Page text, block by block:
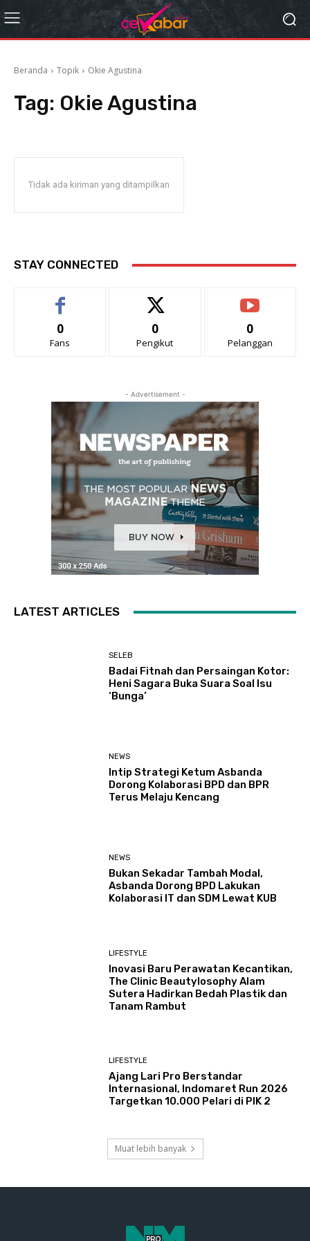
Beranda Topik Okie Agustina
Tag: Okie Agustina
Tidak ada kiriman yang ditampilkan
STAY CONNECTED
0
Fans
0
Pengikut
0
Pelanggan
- Advertisement -
LATEST ARTICLES
SELEB
Badai Fitnah dan Persaingan Kotor:
Heni Sagara Buka Suara Soal Isu
‘Bunga’
NEWS
Intip Strategi Ketum Asbanda
Dorong Kolaborasi BPD dan BPR
Terus Melaju Kencang
NEWS
Bukan Sekadar Tambah Modal,
Asbanda Dorong BPD Lakukan
Kolaborasi IT dan SDM Lewat KUB
LIFESTYLE
Inovasi Baru Perawatan Kecantikan,
The Clinic Beautylosophy Alam
Sutera Hadirkan Bedah Plastik dan
Tanam Rambut
LIFESTYLE
Ajang Lari Pro Berstandar
Internasional, Indomaret Run 2026
Targetkan 10.000 Pelari di PIK 2
Muat lebih banyak